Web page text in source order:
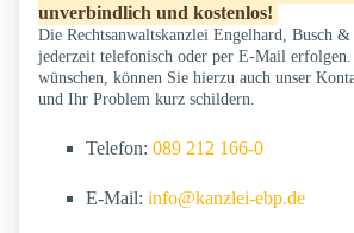
unverbindlich und kostenlos!
Die Rechtsanwaltskanzlei Engelhard, Busch
jederzeit telefonisch oder per E-Mail erfolgen.
wünschen, können Sie hierzu auch unser
und Ihr Problem kurz schildern.
Telefon: 089 212 166-0
E-Mail: info@kanzlei-ebp.de